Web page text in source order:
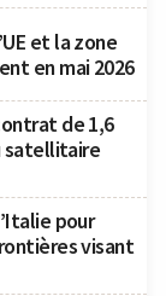
et la zone
en mai 2026
de 1,6
satellitaire
pour
visant